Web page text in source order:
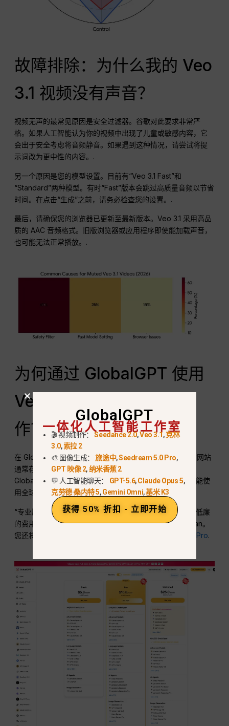
故障排除：为什么我的 Veo
3.1 视频没有声音？
视频无声的最常见原因是安全过滤器。谷歌对此要求非常严
格。如果人工智能认为你的视频中出现了儿童或敏感内容，它
会出于安全考虑将音频静音。如果遇到这种情况，请尝试将提
示词改为更中性的内容。.
另一个原因是您的模型设置。目前有“Veo 3.1 Fast”和
“Standard”两种模型。有时“Fast”版本会跳过高质量音频以节省
时间。在点击“生成”之前，请务必检查您的设置。.
最后，请确保您的浏览器已更新至最新版本。Veo 3.1 采用高品
质的 AAC 音频格式。旧版浏览器或应用程序即使能加载声音，
也可能无法正常播放。.
为何通过 GlobalGPT 使用
Veo 3.1 进行专业视频制
作？
在 GlobalGPT 上使用 Veo 3.1 是创作者的明智之选。官方网站
通常存在地区限制，或要求提供复杂的信用卡信息。
GlobalGPT 消除了所有这些障碍，让您无论身处何地，都能使
用全球顶尖的 AI 技术。.
“专业版”（$10.8）是专业人士的最佳选择。只需支付一次低廉
的费用，您即可获得 Veo 3.1、Sora 2 Flash、Kling 和 Wan。
您还将获得 Midjourney 等顶级图像工具，以及
纳米香蕉 Pro.
GlobalGPT
一体化人工智能工作室
🎬 视频制作：Seedance 2.0,Veo 3.1,克林
3.0,索拉 2
🎨 图像生成：旅途中,Seedream 5.0 Pro,
GPT 映像 2,纳米香蕉 2
💬 人工智能聊天： GPT-5.6,Claude Opus 5,
克劳德·桑内特 5,Gemini Omni,基米 K3
获得 50% 折扣 - 立即开始